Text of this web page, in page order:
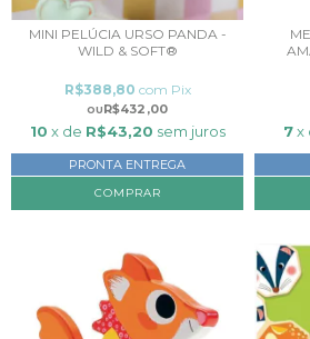
MINI PELÚCIA URSO PANDA -
WILD & SOFT®
R$432,00
R$388,80 com Pix
10 x de R$43,20 sem juros
PRONTA ENTREGA
7x